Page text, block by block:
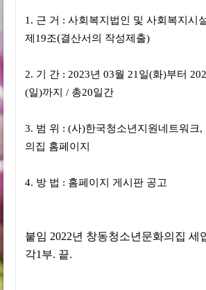
1. 근 거 : 사회복지법인 및 사회복지시
제 19조(결산서의 작성제출)
2. 기 간 : 2023년 03월 21 일(화)부터
(일)까지 / 총20일간
3. 범 위 : (사)한국청소년지원네트워크,
의집 홈페이지
4. 방 법 : 홈페이지 게시판 공고
붙임 2022년 창동청소년문화의집 세
각1 부. 끝.